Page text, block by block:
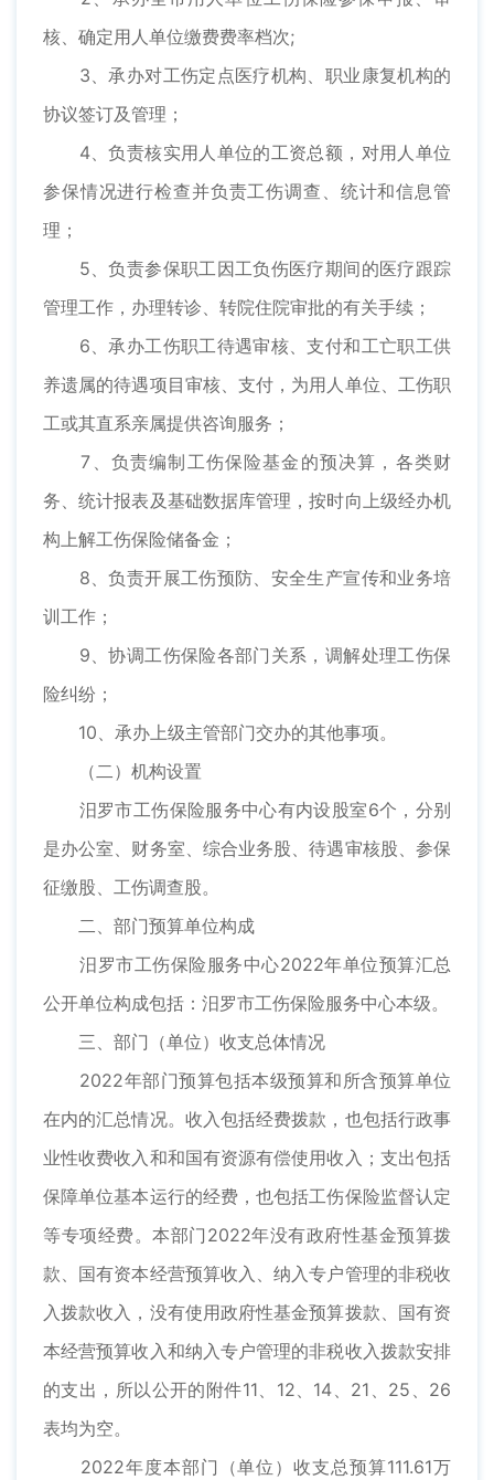
核、确定用人单位缴费费率档次;
3、承办对工伤定点医疗机构、职业康复机构的
协议签订及管理；
4、负责核实用人单位的工资总额，对用人单位
参保情况进行检查并负责工伤调查、统计和信息管
理；
5、负责参保职工因工负伤医疗期间的医疗跟踪
管理工作，办理转诊、转院住院审批的有关手续；
6、承办工伤职工待遇审核、支付和工亡职工供
养遗属的待遇项目审核、支付，为用人单位、工伤职
工或其直系亲属提供咨询服务；
7、负责编制工伤保险基金的预决算，各类财
务、统计报表及基础数据库管理，按时向上级经办机
构上解工伤保险储备金；
8、负责开展工伤预防、安全生产宣传和业务培
训工作；
9、协调工伤保险各部门关系，调解处理工伤保
险纠纷；
10、承办上级主管部门交办的其他事项。
（二）机构设置
汨罗市工伤保险服务中心有内设股室6个，分别
是办公室、财务室、综合业务股、待遇审核股、参保
征缴股、工伤调查股。
二、部门预算单位构成
汨罗市工伤保险服务中心2022年单位预算汇总
公开单位构成包括：汨罗市工伤保险服务中心本级。
三、部门（单位）收支总体情况
2022年部门预算包括本级预算和所含预算单位
在内的汇总情况。收入包括经费拨款，也包括行政事
业性收费收入和和国有资源有偿使用收入；支出包括
保障单位基本运行的经费，也包括工伤保险监督认定
等专项经费。本部门2022年没有政府性基金预算拨
款、国有资本经营预算收入、纳入专户管理的非税收
入拨款收入，没有使用政府性基金预算拨款、国有资
本经营预算收入和纳入专户管理的非税收入拨款安排
的支出，所以公开的附件11、12、14、21、25、26
表均为空。
2022年度本部门（单位）收支总预算111.61万